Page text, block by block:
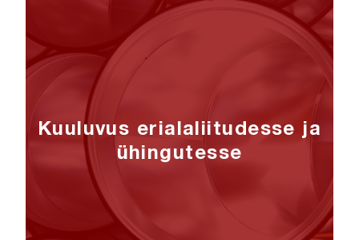
Kuuluvus erialaliitudesse ja
ühingutesse